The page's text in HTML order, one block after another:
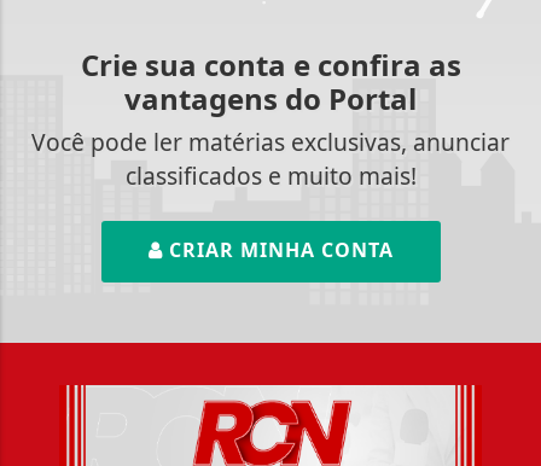
Crie sua conta e confira as
vantagens do Portal
Você pode ler matérias exclusivas, anunciar
classificados e muito mais!
CRIAR MINHA CONTA